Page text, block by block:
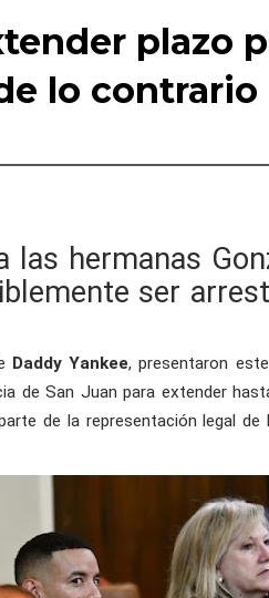
plazo
lo contrario
las hermanas
ser
Daddy Yankee, presentaron
de San Juan para extender
de la representación legal de